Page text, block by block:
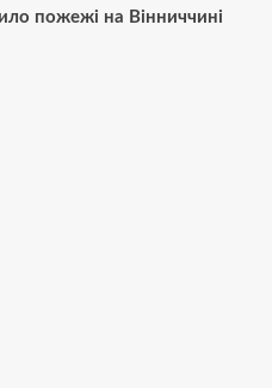
пожежі на Вінниччині